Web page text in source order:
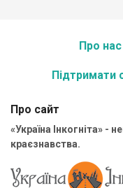
Про нас
Підтримати
Про сайт
«Україна Інкогніта» -
краєзнавства.